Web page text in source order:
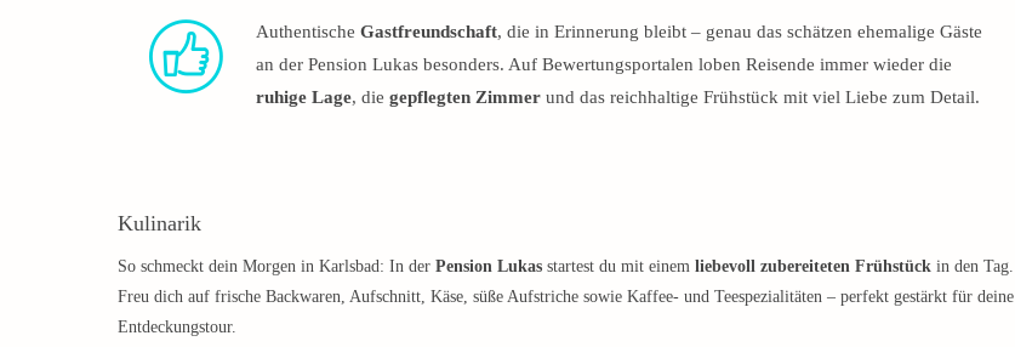
Authentische Gastfreundschaft, die in Erinnerung bleibt – genau das schätzen ehemalige Gäste
an der Pension Lukas besonders. Auf Bewertungsportalen loben Reisende immer wieder die
ruhige Lage, die gepflegten Zimmer und das reichhaltige Frühstück mit viel Liebe zum Detail.
Kulinarik
So schmeckt dein Morgen in Karlsbad: In der Pension Lukas startest du mit einem liebevoll zubereiteten Frühstück in den Tag.
Freu dich auf frische Backwaren, Aufschnitt, Käse, süße Aufstriche sowie Kaffee- und Teespezialitäten – perfekt gestärkt für deine
Entdeckungstour.